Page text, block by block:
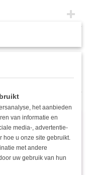
waardoor het niet kan
het aanbieden
van informatie en
media-, advertentie-
hoe u onze site gebruikt.
met andere
uw gebruik van hun